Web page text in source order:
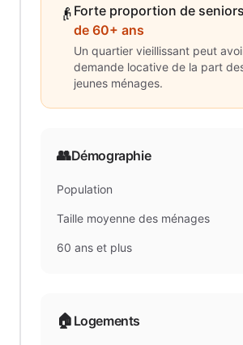
👴 Forte proportion de seniors
de 60+ ans
Un quartier vieillissant peut
demande locative de la part
jeunes ménages.
👥Démographie
Population
Taille moyenne des ménages
60 ans et plus
🏠 Logements